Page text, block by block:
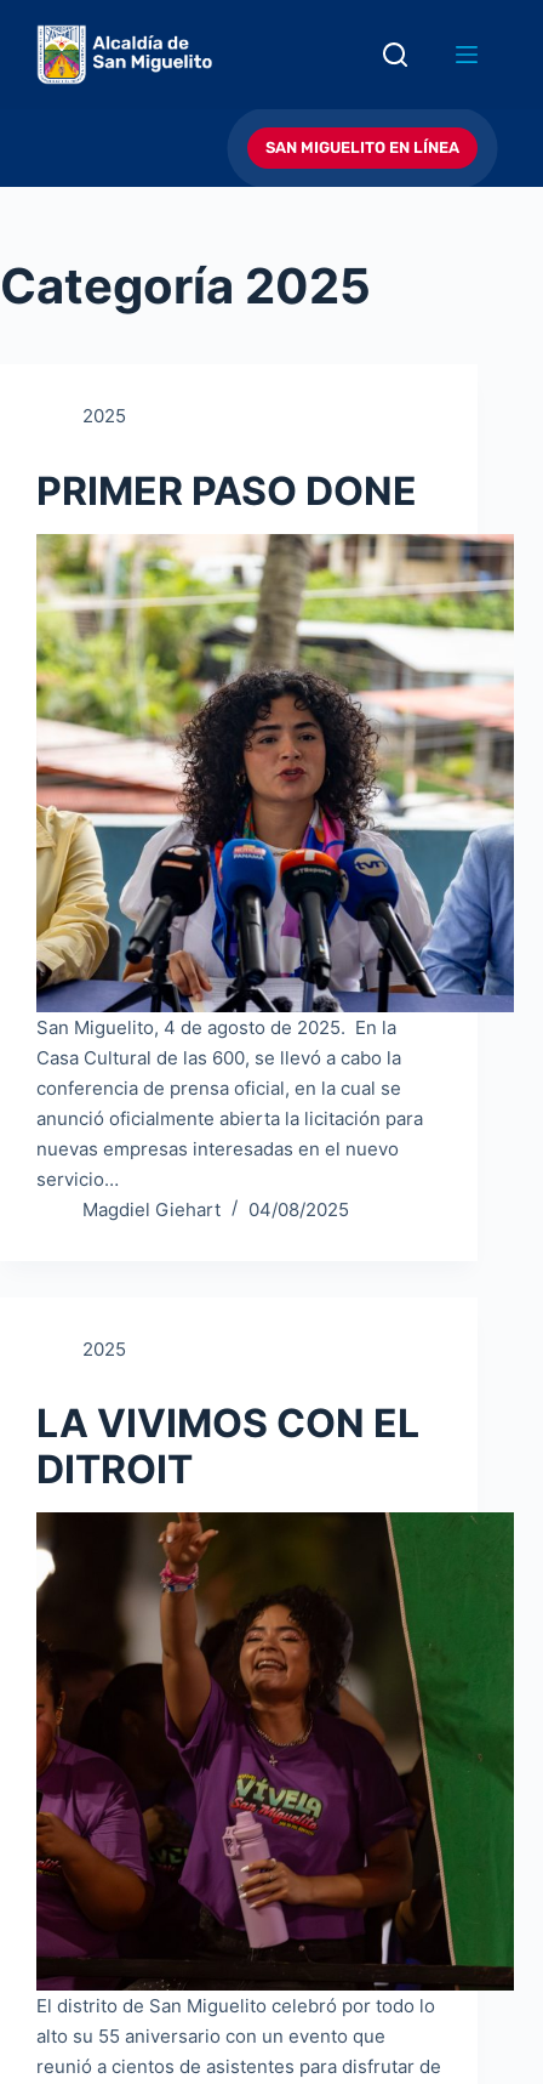
contenido
SAN MIGUELITO EN LÍNEA
Categoría 2025
2025
PRIMER PASO DONE
San Miguelito, 4 de agosto de 2025. En la
Casa Cultural de las 600, se llevó a cabo la
conferencia de prensa oficial, en la cual se
anunció oficialmente abierta la licitación para
nuevas empresas interesadas en el nuevo
servicio…
Magdiel Giehart
04/08/2025
2025
LA VIVIMOS CON EL
DITROIT
El distrito de San Miguelito celebró por todo lo
alto su 55 aniversario con un evento que
reunió a cientos de asistentes para disfrutar de